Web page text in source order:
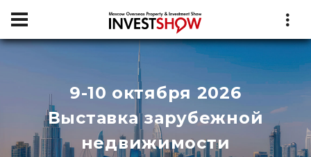
9-10 октября 2026
Выставка зарубежной
недвижимости